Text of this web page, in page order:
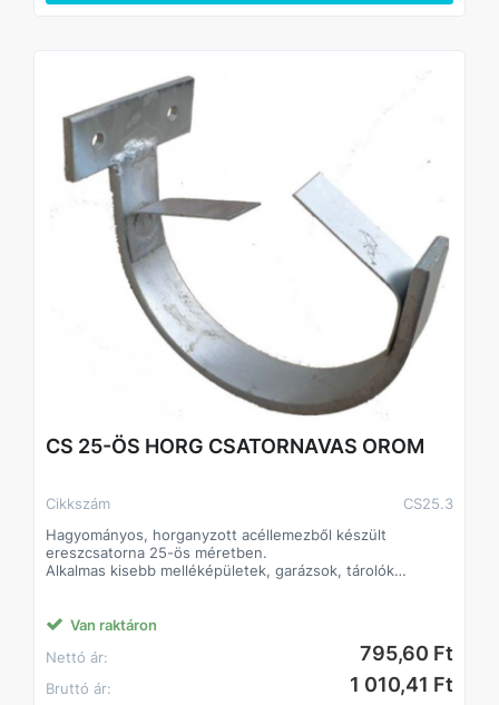
CS 25-ÖS HORG CSATORNAVAS OROM
Cikkszám
CS25.3
Hagyományos, horganyzott acéllemezből készült
ereszcsatorna 25-ös méretben.
Alkalmas kisebb melléképületek, garázsok, tárolók
színű és anyagú tetőfelülethez.
Az elemek összeillesztése történhet forrasztással vagy
ragasztó-tömítőanyagok felhasználásával.
A lefolyórendszerben használatos hattyúnyak és
kifolyócső hagyományos, ráncolt kivitelben készült.
Van raktáron
Nettó ár:
795,60 Ft
Bruttó ár: 1 010,41 Ft